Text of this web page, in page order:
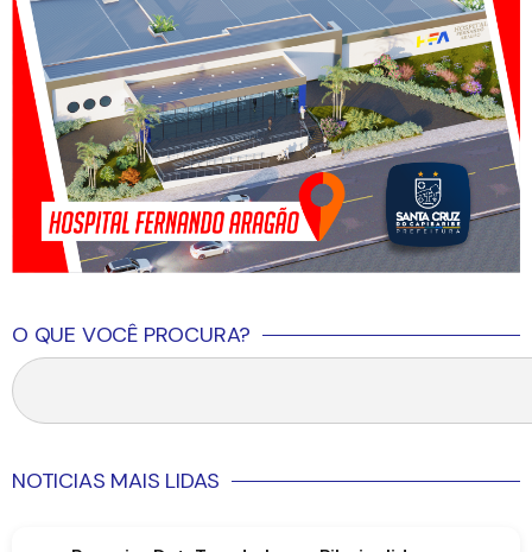
O QUE VOCÊ PROCURA?
NOTICIAS MAIS LIDAS